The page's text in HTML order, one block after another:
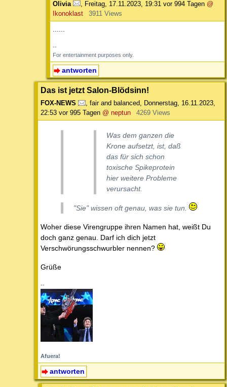
Olivia Freitag, 17.11.2023, 19:31 vor 994 Tagen @
Ikonoklast
3911 Views
--
For entertainment purposes only.
antworten
Das ist jetzt Salon-Blödsinn!
FOX-NEWS , fair and balanced, Donnerstag, 16.11.2023,
22:53 vor 995 Tagen @ neptun 4269 Views
Was dem ganzen die
Krone aufsetzt, ist, daß
das für sich schon
toxische Spikeprotein
hier weitere Probleme
verursacht.
"Sie" wissen oft genau, was sie tun.
Woher diese Virengruppe ihren Namen hat, weißt Du
doch ganz genau. Darf ich dich jetzt
Verschwörungsschwurbler nennen?
Grüße
--
Afuera!
antworten